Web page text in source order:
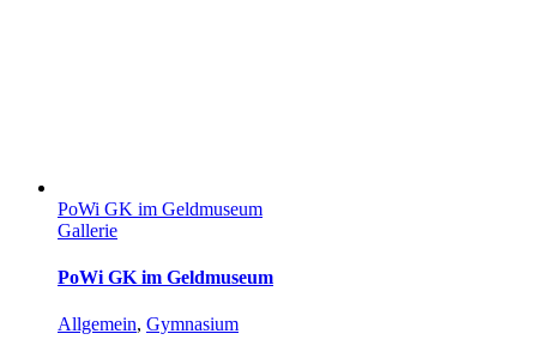
PoWi GK im Geldmuseum
Gallerie
PoWi GK im Geldmuseum
Allgemein, Gymnasium